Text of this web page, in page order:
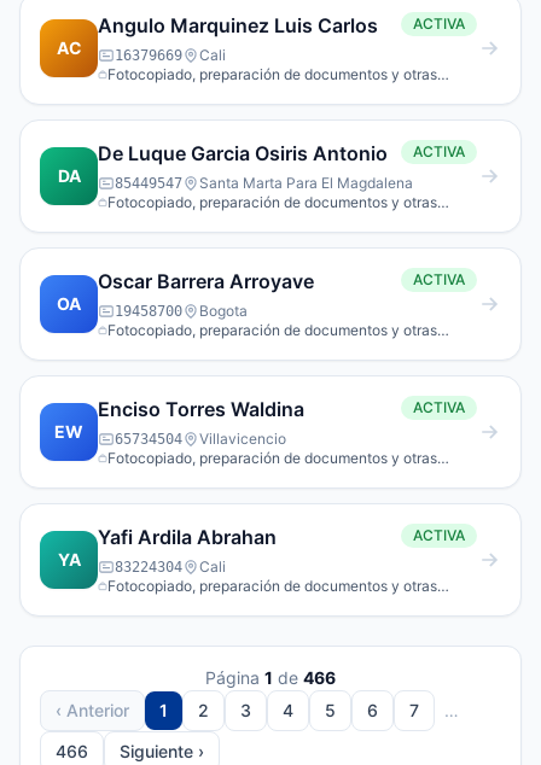
AC
Angulo Marquinez Luis Carlos ACTIVA
16379669
Cali
Fotocopiado, preparación de documentos y otras
DA
De Luque Garcia Osiris Antonio ACTIVA
85449547
Santa Marta Para El Magdalena
Fotocopiado, preparación de documentos y otras
OA
Oscar Barrera Arroyave ACTIVA
19458700
Bogota
Fotocopiado, preparación de documentos y otras
EW
Enciso Torres Waldina ACTIVA
65734504
Villavicencio
Fotocopiado, preparación de documentos y otras
YA
Yafi Ardila Abrahan ACTIVA
83224304
Cali
Fotocopiado, preparación de documentos y otras
Página 1 de 466
‹ Anterior
1 2 3 4 5 6 7
…
466
Siguiente ›